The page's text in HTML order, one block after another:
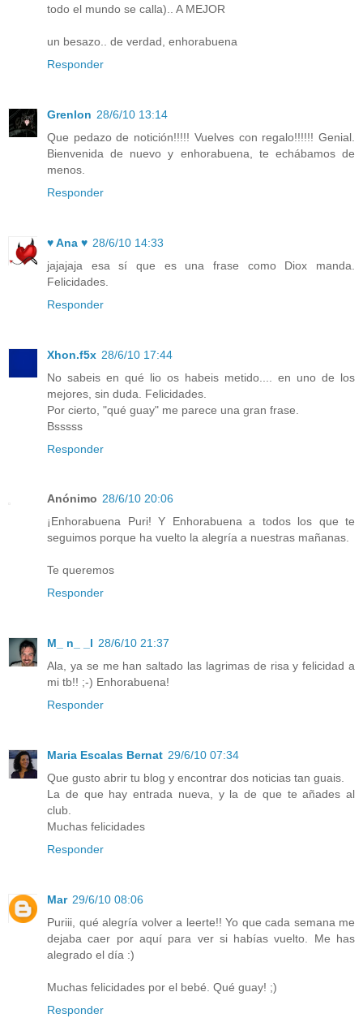
todo el mundo se calla).. A MEJOR
un besazo.. de verdad, enhorabuena
Responder
Grenlon 28/6/10 13:14
Que pedazo de notición!!!!! Vuelves con regalo!!!!!! Genial.
Bienvenida de nuevo y enhorabuena, te echábamos de
menos.
Responder
♥ Ana ♥ 28/6/10 14:33
jajajaja esa sí que es una frase como Diox manda.
Felicidades.
Responder
Xhon.f5x 28/6/10 17:44
No sabeis en qué lio os habeis metido.... en uno de los
mejores, sin duda. Felicidades.
Por cierto, "qué guay" me parece una gran frase.
Bsssss
Responder
Anónimo 28/6/10 20:06
¡Enhorabuena Puri! Y Enhorabuena a todos los que te
seguimos porque ha vuelto la alegría a nuestras mañanas.
Te queremos
Responder
M_ n_ _l 28/6/10 21:37
Ala, ya se me han saltado las lagrimas de risa y felicidad a
mi tb!! ;-) Enhorabuena!
Responder
Maria Escalas Bernat 29/6/10 07:34
Que gusto abrir tu blog y encontrar dos noticias tan guais.
La de que hay entrada nueva, y la de que te añades al
club.
Muchas felicidades
Responder
Mar 29/6/10 08:06
Puriii, qué alegría volver a leerte!! Yo que cada semana me
dejaba caer por aquí para ver si habías vuelto. Me has
alegrado el día :)
Muchas felicidades por el bebé. Qué guay! ;)
Responder